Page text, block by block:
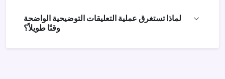
لماذا تستغرق عملية التعليقات التوضيحية الواضحة
وقتًا طويلاً؟